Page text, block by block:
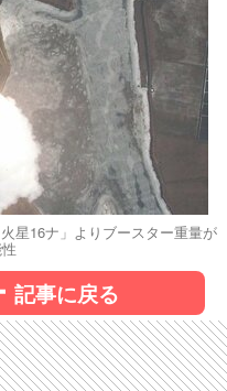
星16ナ」よりブースター重量が
記事に戻る